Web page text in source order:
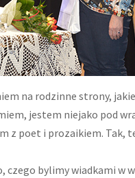
na rodzinne strony,
jestem niejako pod
z poet i prozaikiem. Tak,
czego bylimy wiadkami w